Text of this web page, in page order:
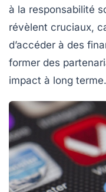
à la responsabilité
révèlent cruciaux,
d’accéder à des
former des
impact à long terme.